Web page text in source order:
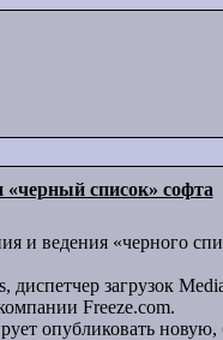
«черный список» софта
и ведения «черного
загрузок
Freeze.com.
опубликовать